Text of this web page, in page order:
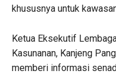
khususnya untuk
Ketua Eksekutif
Kasunanan, Kanjeng
memberi informasi